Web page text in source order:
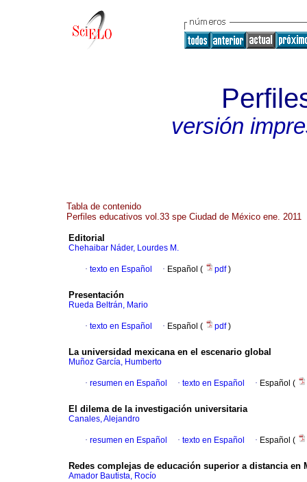
versión
Tabla de contenido
Perfiles educativos vol.33 spe Ciudad de México ene. 2011
Editorial
Chehaibar Náder, Lourdes M.
· texto en Español · Español ( pdf)
Presentación
Rueda Beltrán, Mario
· texto en Español · Español ( pdf)
La universidad mexicana en el escenario global
Muñoz García, Humberto
· resumen en Español · texto en Español · Español (
El dilema de la investigación universitaria
Canales, Alejandro
· resumen en Español · texto en Español · Español (
Redes complejas de educación superior a distancia en
Amador Bautista, Rocío